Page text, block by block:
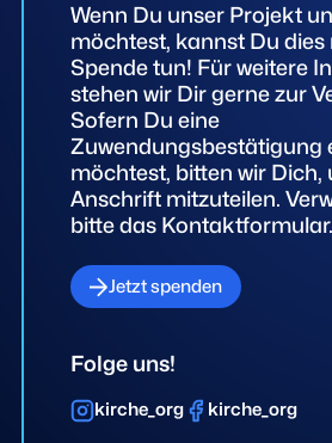
Wenn Du unser Projekt
möchtest, kannst Du dies
Spende tun! Für weitere
stehen wir Dir gerne zur
Sofern Du eine
Zuwendungsbestätigung
möchtest, bitten wir Dich,
Anschrift mitzuteilen.
bitte das
Jetzt spenden
Folge uns!
kirche_org kirche_org